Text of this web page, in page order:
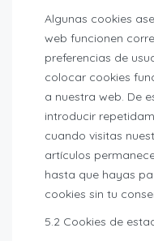
Algunas cookies
web funcionen
preferencias de
colocar cookies
a nuestra web. De
introducir
cuando visitas
artículos
hasta que hayas
cookies sin tu
5.2 Cookies de